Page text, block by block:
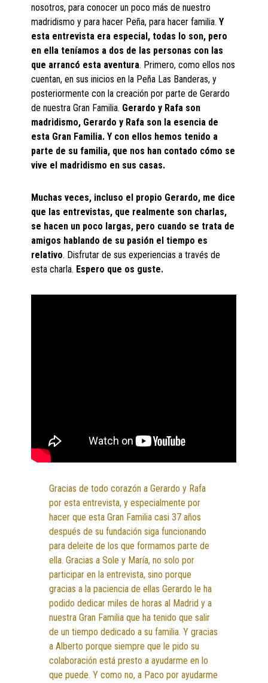
nosotros, para conocer un poco más de nuestro
madridismo y para hacer Peña, para hacer familia.Y
esta entrevista era especial, todas lo son, pero
en ella teníamos a dos de las personas con las
que arrancó esta aventura. Primero, como ellos nos
cuentan, en sus inicios en la Peña Las Banderas, y
posteriormente con la creación por parte de Gerardo
de nuestra Gran Familia. Gerardo y Rafa son
madridismo, Gerardo y Rafa son la esencia de
esta Gran Familia. Y con ellos hemos tenido a
parte de su familia, que nos han contado cómo se
vive el madridismo en sus casas.
Muchas veces, incluso el propio Gerardo, me dice
que las entrevistas, que realmente son charlas,
se hacen un poco largas, pero cuando se trata de
amigos hablando de su pasión el tiempo es
relativo. Disfrutar de sus experiencias a través de
esta charla. Espero que os guste.
Gracias de todo corazón a Gerardo y Rafa
por esta entrevista, y especialmente por
hacer que esta Gran Familia casi 37 años
después de su fundación siga funcionando
para deleite de los que formamos parte de
ella. Gracias a Sole y María, no solo por
participar en la entrevista, sino porque
gracias a la paciencia de ellas Gerardo le ha
podido dedicar miles de horas al Madrid y a
nuestra Gran Familia que ha tenido que salir
de un tiempo dedicado a su familia. Y gracias
a Alberto porque siempre que le pido su
colaboración está presto a ayudarme en lo
que puede. Y como no, a Paco por ayudarme